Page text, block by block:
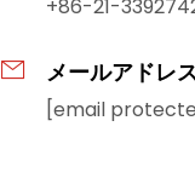
+86-21-
メールアドレ
[email